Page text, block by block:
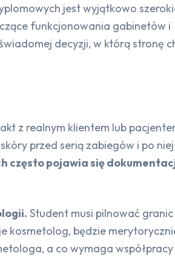
jest wyjątkowo
funkcjonowania gabinetów i
decyzji, w którą stronę
z realnym klientem lub
przed serią zabiegów i po
często pojawia się
Student musi pilnować granic
kosmetolog, będzie
a co wymaga współpracy